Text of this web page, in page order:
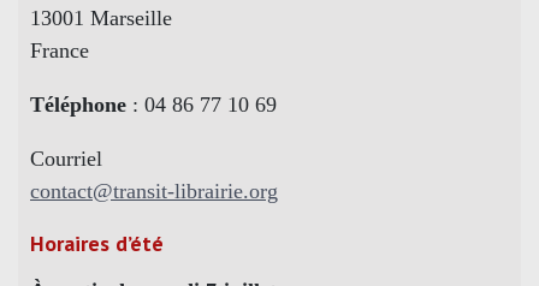
13001 Marseille
France
Téléphone : 04 86 77 10 69
Courriel
contact@transit-librairie.org
Horaires d’été